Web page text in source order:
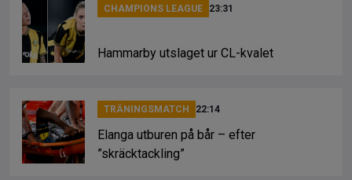
CHAMPIONS LEAGUE 23:31
Hammarby utslaget ur CL-kvalet
TRÄNINGSMATCH 22:14
Elanga utburen på bår – efter
”skräcktackling”